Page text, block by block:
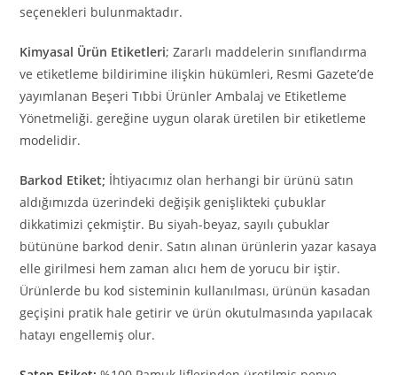
seçenekleri bulunmaktadır.
Kimyasal Ürün Etiketleri; Zararlı maddelerin sınıflandırma
ve etiketleme bildirimine ilişkin hükümleri, Resmi Gazete’de
yayımlanan Beşeri Tıbbi Ürünler Ambalaj ve Etiketleme
Yönetmeliği. gereğine uygun olarak üretilen bir etiketleme
modelidir.
Barkod Etiket; İhtiyacımız olan herhangi bir ürünü satın
aldığımızda üzerindeki değişik genişlikteki çubuklar
dikkatimizi çekmiştir. Bu siyah-beyaz, sayılı çubuklar
bütününe barkod denir. Satın alınan ürünlerin yazar kasaya
elle girilmesi hem zaman alıcı hem de yorucu bir iştir.
Ürünlerde bu kod sisteminin kullanılması, ürünün kasadan
geçişini pratik hale getirir ve ürün okutulmasında yapılacak
hatayı engellemiş olur.